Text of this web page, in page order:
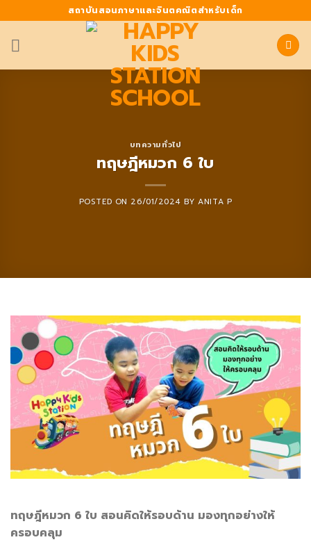
to
content
สถาบันสอนภาษาและจินตคณิตสำหรับเด็ก
บทความทั่วไป
ทฤษฎีหมวก 6 ใบ
POSTED ON 26/01/2024 BYANITA P
ทฤษฎีหมวก 6 ใบ สอนคิดให้รอบด้าน มองทุกอย่างให้
ครอบคลุม